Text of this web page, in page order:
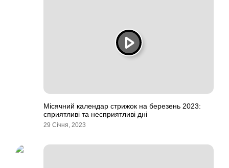
Місячний календар стрижок на березень 2023:
сприятливі та несприятливі дні
29 Січня, 2023